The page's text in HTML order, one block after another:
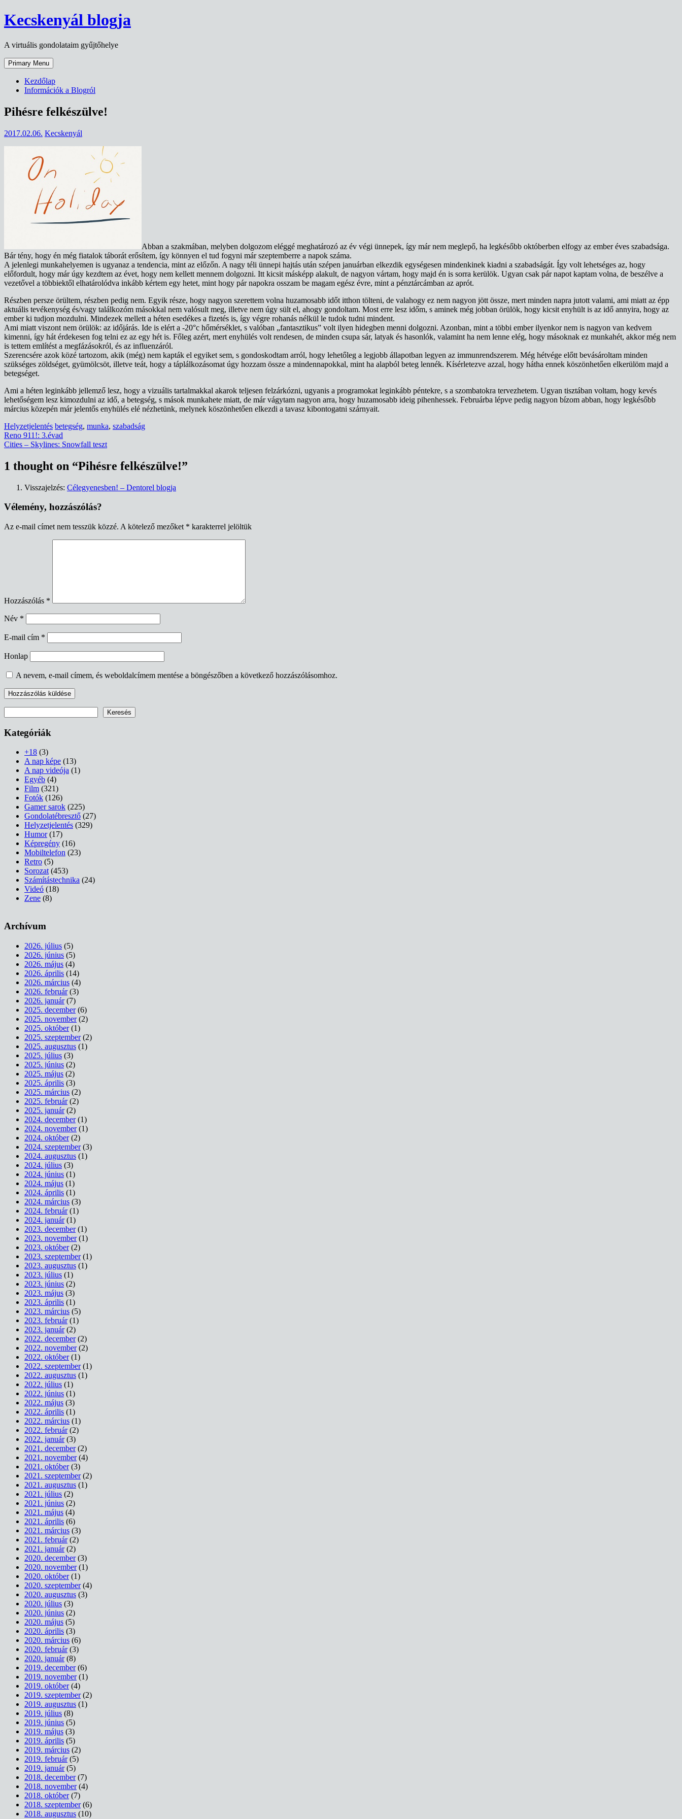
Skip
to
Kecskenyál blogja
A virtuális gondolataim gyűjtőhelye
Primary Menu
Kezdőlap
Információk a Blogról
Pihésre felkészülve!
2017.02.06. Kecskenyál
Abban a szakmában, melyben dolgozom eléggé meghatározó az év végi ünnepek, így már nem meglepő, ha legkésőbb októberben elfogy az ember éves szabadsága.
Bár tény, hogy én még fiatalok táborát erősítem, így könnyen el tud fogyni már szeptemberre a napok száma.
A jelenlegi munkahelyemen is ugyanaz a tendencia, mint az előzőn. A nagy téli ünnepi hajtás után szépen januárban elkezdik egységesen mindenkinek kiadni a szabadságát. Így volt lehetséges az, hogy
előfordult, hogy már úgy kezdtem az évet, hogy nem kellett mennem dolgozni. Itt kicsit másképp alakult, de nagyon vártam, hogy majd én is sorra kerülök. Ugyan csak pár napot kaptam volna, de beszélve a
vezetővel a többiektől elhatárolódva inkább kértem egy hetet, mint hogy pár napokra osszam be magam egész évre, mint a pénztárcámban az aprót.
Részben persze örültem, részben pedig nem. Egyik része, hogy nagyon szerettem volna huzamosabb időt itthon tölteni, de valahogy ez nem nagyon jött össze, mert minden napra jutott valami, ami miatt az épp
aktuális tevékenység és/vagy találkozóm másokkal nem valósult meg, illetve nem úgy sült el, ahogy gondoltam. Most erre lesz időm, s aminek még jobban örülök, hogy kicsit enyhült is az idő annyira, hogy az
ember ki tudjon mozdulni. Mindezek mellett a héten esedékes a fizetés is, így végre rohanás nélkül le tudok tudni mindent.
Ami miatt viszont nem örülök: az időjárás. Ide is elért a -20°c hőmérséklet, s valóban „fantasztikus” volt ilyen hidegben menni dolgozni. Azonban, mint a többi ember ilyenkor nem is nagyon van kedvem
kimenni, így hát érdekesen fog telni ez az egy hét is. Főleg azért, mert enyhülés volt rendesen, de minden csupa sár, latyak és hasonlók, valamint ha nem lenne elég, hogy másoknak ez munkahét, akkor még nem
is tettem említést a megfázásokról, és az influenzáról.
Szerencsére azok közé tartozom, akik (még) nem kapták el egyiket sem, s gondoskodtam arról, hogy lehetőleg a legjobb állapotban legyen az immunrendszerem. Még hétvége előtt bevásároltam minden
szükséges zöldséget, gyümölcsöt, illetve teát, hogy a táplálkozásomat úgy hozzam össze a mindennapokkal, mint ha alapból beteg lennék. Kísérletezve azzal, hogy hátha ennek köszönhetően elkerülöm majd a
betegséget.
Ami a héten leginkább jellemző lesz, hogy a vizuális tartalmakkal akarok teljesen felzárkózni, ugyanis a programokat leginkább péntekre, s a szombatokra tervezhetem. Ugyan tisztában voltam, hogy kevés
lehetőségem lesz kimozdulni az idő, a betegség, s mások munkahete miatt, de már vágytam nagyon arra, hogy huzamosabb ideig pihenhessek. Februárba lépve pedig nagyon bízom abban, hogy legkésőbb
március közepén már jelentős enyhülés elé nézhetünk, melynek köszönhetően elkezdi a tavasz kibontogatni szárnyait.
Helyzetjelentés betegség, munka, szabadság
Bejegyzés
navigáció
Reno 911!: 3.évad
Cities – Skylines: Snowfall teszt
1 thought on “Pihésre felkészülve!”
Visszajelzés: Célegyenesben! – Dentorel blogja
Vélemény, hozzászólás?
Az e-mail címet nem tesszük közzé. A kötelező mezőket * karakterrel jelöltük
Hozzászólás *
Név *
E-mail cím *
Honlap
A nevem, e-mail címem, és weboldalcímem mentése a böngészőben a következő hozzászólásomhoz.
Keresés
Kategóriák
+18 (3)
A nap képe (13)
A nap videója (1)
Egyéb (4)
Film (321)
Fotók (126)
Gamer sarok (225)
Gondolatébresztő (27)
Helyzetjelentés (329)
Humor(17)
Képregény (16)
Mobiltelefon (23)
Retro (5)
Sorozat (453)
Számítástechnika (24)
Videó (18)
Zene (8)
Archívum
2026. július (5)
2026. június (5)
2026. május (4)
2026. április (14)
2026. március (4)
2026. február(3)
2026. január(7)
2025. december(6)
2025. november(2)
2025. október(1)
2025. szeptember(2)
2025. augusztus (1)
2025. július (3)
2025. június (2)
2025. május (2)
2025. április (3)
2025. március (2)
2025. február(2)
2025. január(2)
2024. december(1)
2024. november(1)
2024. október(2)
2024. szeptember(3)
2024. augusztus (1)
2024. július (3)
2024. június (1)
2024. május (1)
2024. április (1)
2024. március (3)
2024. február(1)
2024. január(1)
2023. december(1)
2023. november(1)
2023. október(2)
2023. szeptember(1)
2023. augusztus (1)
2023. július (1)
2023. június (2)
2023. május (3)
2023. április (1)
2023. március (5)
2023. február(1)
2023. január(2)
2022. december(2)
2022. november(2)
2022. október(1)
2022. szeptember(1)
2022. augusztus (1)
2022. július (1)
2022. június (1)
2022. május (3)
2022. április (1)
2022. március (1)
2022. február(2)
2022. január(3)
2021. december(2)
2021. november(4)
2021. október(3)
2021. szeptember(2)
2021. augusztus (1)
2021. július (2)
2021. június (2)
2021. május (4)
2021. április (6)
2021. március (3)
2021. február(2)
2021. január(2)
2020. december(3)
2020. november(1)
2020. október(1)
2020. szeptember(4)
2020. augusztus (3)
2020. július (3)
2020. június (2)
2020. május (5)
2020. április (3)
2020. március (6)
2020. február(3)
2020. január(8)
2019. december(6)
2019. november(1)
2019. október(4)
2019. szeptember(2)
2019. augusztus (1)
2019. július (8)
2019. június (5)
2019. május (3)
2019. április (5)
2019. március (2)
2019. február(5)
2019. január(5)
2018. december(7)
2018. november(4)
2018. október(7)
2018. szeptember(6)
2018. augusztus (10)